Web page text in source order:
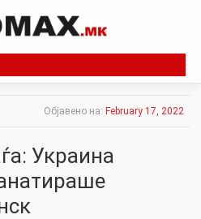
Објавено на: February 17, 2022
Украина